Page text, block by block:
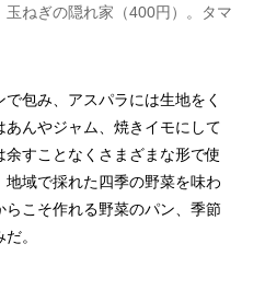
ねぎの隠れ家（400円）。タマ
包み、アスパラには生地をく
んやジャム、焼きイモにして
すことなくさまざまな形で使
域で採れた四季の野菜を味わ
らこそ作れる野菜のパン、季節
。